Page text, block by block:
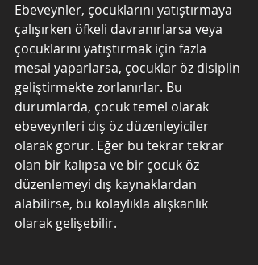
Ebeveynler, çocuklarını yatıştırmaya
çalışırken öfkeli davranırlarsa veya
çocuklarını yatıştırmak için fazla
mesai yaparlarsa, çocuklar öz disiplin
geliştirmekte zorlanırlar. Bu
durumlarda, çocuk temel olarak
ebeveynleri dış öz düzenleyiciler
olarak görür. Eğer bu tekrar tekrar
olan bir kalıpsa ve bir çocuk öz
düzenlemeyi dış kaynaklardan
alabilirse, bu kolaylıkla alışkanlık
olarak gelişebilir.